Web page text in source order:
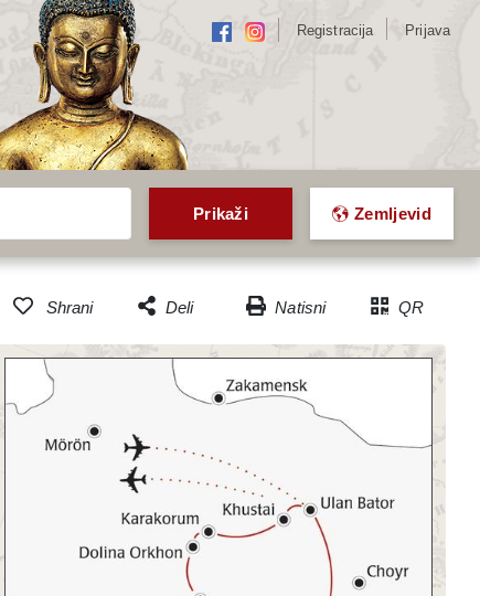
Registracija Prijava
Prikaži Zemljevid
Shrani
potovanj
Deli
Facebook
Twitter
Natisni QR